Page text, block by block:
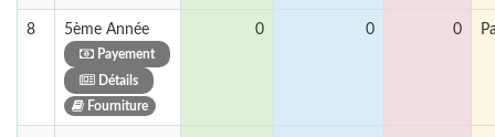
8 5ème Année
Payement
Détails
Fourniture
0 0 0